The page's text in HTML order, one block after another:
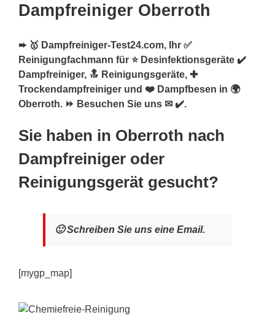
Dampfreiniger Oberroth
➨ 🥇 Dampfreiniger-Test24.com, Ihr ✅
Reinigungfachmann für ⭐ Desinfektionsgeräte ✔️
Dampfreiniger, 🔝 Reinigungsgeräte, ✚
Trockendampfreiniger und ❤️ Dampfbesen in 🌍
Oberroth. ⏩ Besuchen Sie uns ✉ ✔️.
Sie haben in Oberroth nach
Dampfreiniger oder
Reinigungsgerät gesucht?
🙂 Schreiben Sie uns eine Email.
[mygp_map]